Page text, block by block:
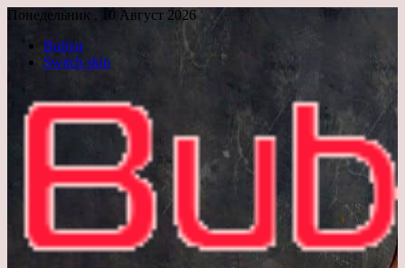
Понедельник , 10 Август 2026
Войти
Switch skin